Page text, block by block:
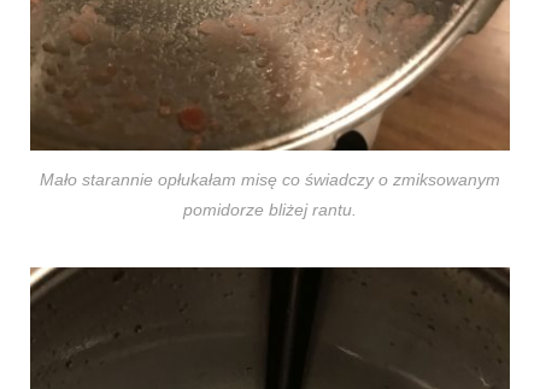
Mało starannie opłukałam misę co świadczy o zmiksowanym
pomidorze bliżej rantu.